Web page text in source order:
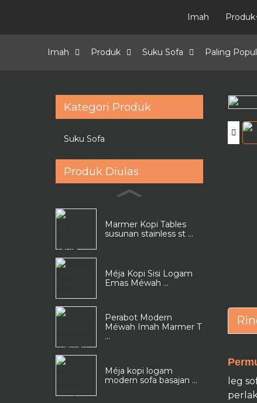
Imah Produk
Imah Produk Suku Sofa Paling
Kategori Produk
Suku Sofa
Produk Diulas
Marmer Kopi Tables
susunan stainless st ...
Méja Kopi Sisi Logam
Emas Méwah ...
Perabot Modern
Méwah Imah Marmer T
...
Méja kopi logam
modern sofa basajan ...
Loading...
Loading...
leg